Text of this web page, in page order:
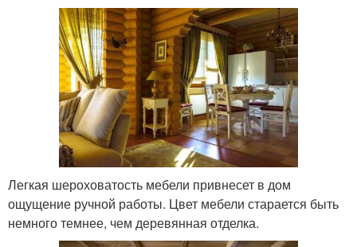
Легкая шероховатость мебели привнесет в дом
ощущение ручной работы. Цвет мебели старается быть
немного темнее, чем деревянная отделка.